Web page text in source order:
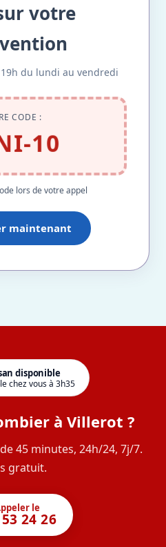
votre
du lundi au vendredi
CODE :
10
lors de votre appel
maintenant
disponible
chez vous à 3h35
à Villerot ?
45 minutes, 24h/24, 7j/7.
gratuit.
le
24 26